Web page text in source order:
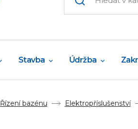
Stavba Údržba
Řízení bazénu Elektropříslušenství